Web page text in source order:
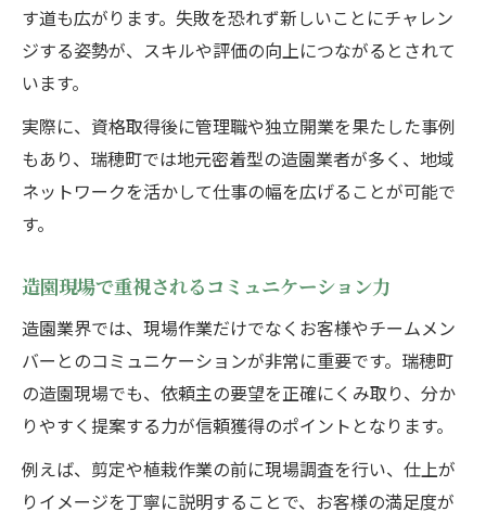
す道も広がります。失敗を恐れず新しいことにチャレン
ジする姿勢が、スキルや評価の向上につながるとされて
います。
実際に、資格取得後に管理職や独立開業を果たした事例
もあり、瑞穂町では地元密着型の造園業者が多く、地域
ネットワークを活かして仕事の幅を広げることが可能で
す。
造園現場で重視されるコミュニケーション力
造園業界では、現場作業だけでなくお客様やチームメン
バーとのコミュニケーションが非常に重要です。瑞穂町
の造園現場でも、依頼主の要望を正確にくみ取り、分か
りやすく提案する力が信頼獲得のポイントとなります。
例えば、剪定や植栽作業の前に現場調査を行い、仕上が
りイメージを丁寧に説明することで、お客様の満足度が